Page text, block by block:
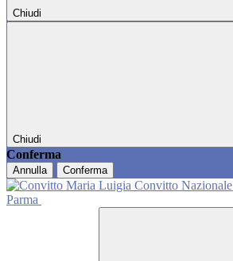
Chiudi
Chiudi
Conferma
Annulla Conferma
Convitto Nazionale
Parma